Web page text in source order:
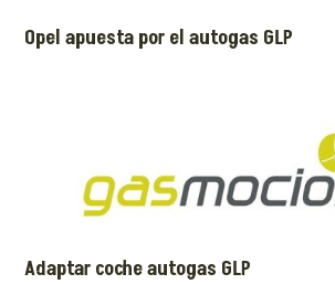
Opel apuesta por el autogas GLP
Adaptar coche autogas GLP